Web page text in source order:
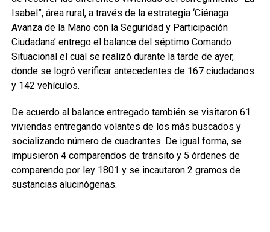
Isabel”, área rural, a través de la estrategia ‘Ciénaga
Avanza de la Mano con la Seguridad y Participación
Ciudadana’ entrego el balance del séptimo Comando
Situacional el cual se realizó durante la tarde de ayer,
donde se logró verificar antecedentes de 167 ciudadanos
y 142 vehículos.
De acuerdo al balance entregado también se visitaron 61
viviendas entregando volantes de los más buscados y
socializando número de cuadrantes. De igual forma, se
impusieron 4 comparendos de tránsito y 5 órdenes de
comparendo por ley 1801 y se incautaron 2 gramos de
sustancias alucinógenas.